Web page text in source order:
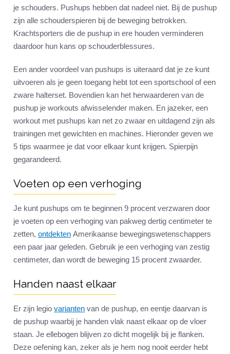
je schouders. Pushups hebben dat nadeel niet. Bij de pushup
zijn alle schouderspieren bij de beweging betrokken.
Krachtsporters die de pushup in ere houden verminderen
daardoor hun kans op schouderblessures.
Een ander voordeel van pushups is uiteraard dat je ze kunt
uitvoeren als je geen toegang hebt tot een sportschool of een
zware halterset. Bovendien kan het herwaarderen van de
pushup je workouts afwisselender maken. En jazeker, een
workout met pushups kan net zo zwaar en uitdagend zijn als
trainingen met gewichten en machines. Hieronder geven we
5 tips waarmee je dat voor elkaar kunt krijgen. Spierpijn
gegarandeerd.
Voeten op een verhoging
Je kunt pushups om te beginnen 9 procent verzwaren door
je voeten op een verhoging van pakweg dertig centimeter te
zetten, ontdekten Amerikaanse bewegingswetenschappers
een paar jaar geleden. Gebruik je een verhoging van zestig
centimeter, dan wordt de beweging 15 procent zwaarder.
Handen naast elkaar
Er zijn legio varianten van de pushup, en eentje daarvan is
de pushup waarbij je handen vlak naast elkaar op de vloer
staan. Je ellebogen blijven zo dicht mogelijk bij je flanken.
Deze oefening kan, zeker als je hem nog nooit eerder hebt